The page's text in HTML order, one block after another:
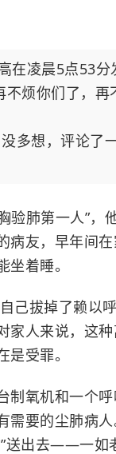
在凌晨5点53分
烦你们了，再
多想，评论了一
验肺第一人”，
病友，早年间
着睡。
己拔掉了赖以
家人来说，这
受罪。
制氧机和一个
需要的尘肺病
送出去——一如